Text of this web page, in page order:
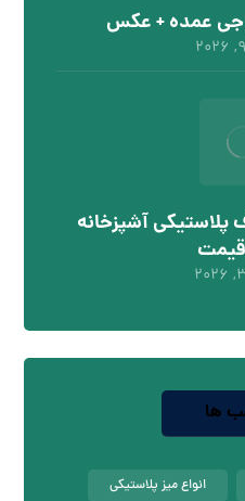
عمده + عکس
آشپزخانه
قیمت
ها
انواع میز پلاستیکی